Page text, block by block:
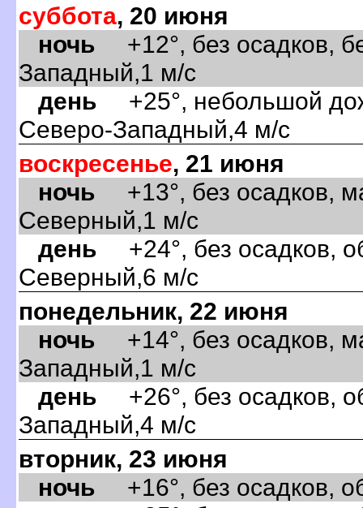
суббота, 20 июня
ночь +12°, без осадков,
Западный,1 м/с
день +25°, небольшой
Северо-Западный,4 м/с
оскресенье, 21 июня
ночь +13°, без осадков,
Северный,1 м/с
день +24°, без осадков,
Северный,6 м/с
понедельник, 22 июня
ночь +14°, без осадков,
Западный,1 м/с
день +26°, без осадков,
Западный,4 м/с
торник, 23 июня
ночь +16°, без осадков,